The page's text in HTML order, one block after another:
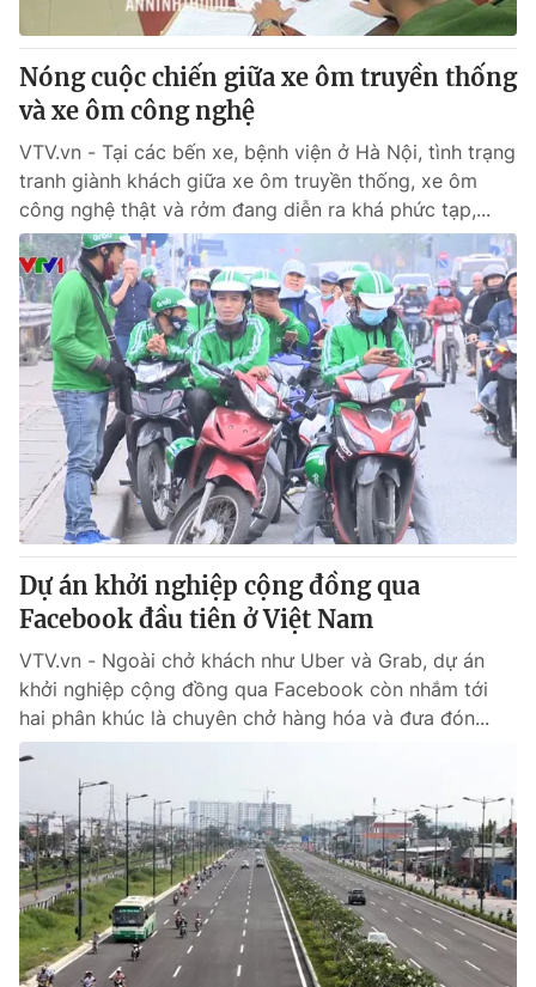
® Cấm sao chép dưới mọi hình thức nếu không có sự chấp
thuận bằng văn bản. Ghi rõ nguồn VTV.vn khi phát hành lại
thông tin từ website này.
Nóng cuộc chiến giữa xe ôm truyền thống
và xe ôm công nghệ
VTV.vn - Tại các bến xe, bệnh viện ở Hà Nội, tình trạng
tranh giành khách giữa xe ôm truyền thống, xe ôm
công nghệ thật và rởm đang diễn ra khá phức tạp,...
Dự án khởi nghiệp cộng đồng qua
Facebook đầu tiên ở Việt Nam
VTV.vn - Ngoài chở khách như Uber và Grab, dự án
khởi nghiệp cộng đồng qua Facebook còn nhắm tới
hai phân khúc là chuyên chở hàng hóa và đưa đón...